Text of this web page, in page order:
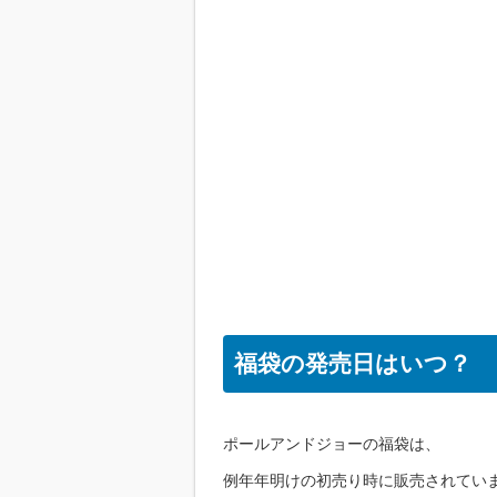
福袋の発売日はいつ？
ポールアンドジョーの福袋は、
例年年明けの初売り時に販売されてい